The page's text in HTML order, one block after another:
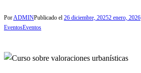
PorADMINPublicado el 26 diciembre, 20252 enero, 2026
EventosEventos